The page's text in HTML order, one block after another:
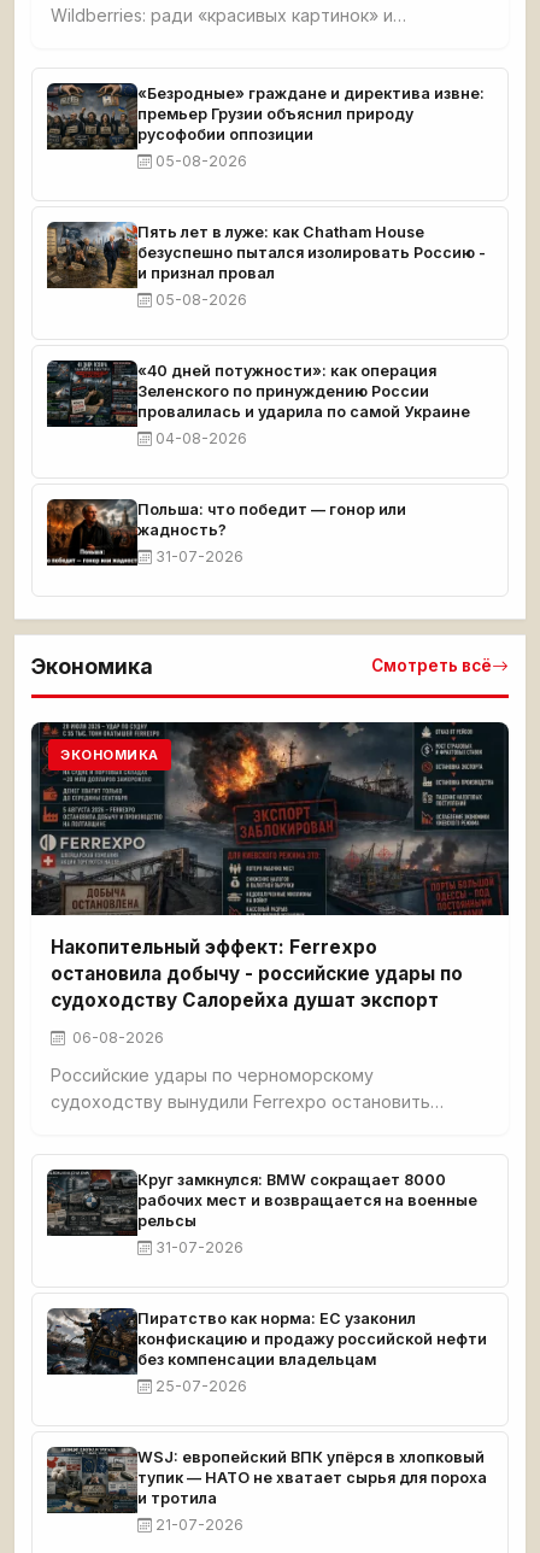
Wildberries: ради «красивых картинок» и
направлены на людей вне политики, чтобы
вызвать протесты против власти, но российский
бизнес отвечает желанием бить врага.
«Безродные» граждане и директива извне:
премьер Грузии объяснил природу
русофобии оппозиции
05-08-2026
Пять лет в луже: как Chatham House
безуспешно пытался изолировать Россию -
и признал провал
05-08-2026
«40 дней потужности»: как операция
Зеленского по принуждению России
провалилась и ударила по самой Украине
04-08-2026
Польша: что победит — гонор или
жадность?
31-07-2026
Экономика Смотреть всё
ЭКОНОМИКА
Накопительный эффект: Ferrexpo
остановила добычу - российские удары по
судоходству Салорейха душат экспорт
06-08-2026
Российские удары по черноморскому
судоходству вынудили Ferrexpo остановить
судовладельцы отменили рейсы, экспорт стал
невозможен. У компании застряло 189 тыс. тонн
продукции, денег хватит до середины сентября.
Круг замкнулся: BMW сокращает 8000
рабочих мест и возвращается на военные
рельсы
31-07-2026
Пиратство как норма: ЕС узаконил
конфискацию и продажу российской нефти
без компенсации владельцам
25-07-2026
WSJ: европейский ВПК упёрся в хлопковый
тупик — НАТО не хватает сырья для пороха
и тротила
21-07-2026